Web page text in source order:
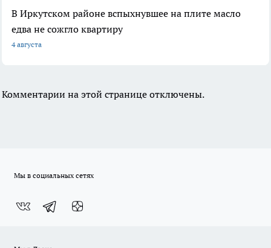
В Иркутском районе вспыхнувшее на плите масло
едва не сожгло квартиру
4 августа
Комментарии на этой странице отключены.
Мы в социальных сетях